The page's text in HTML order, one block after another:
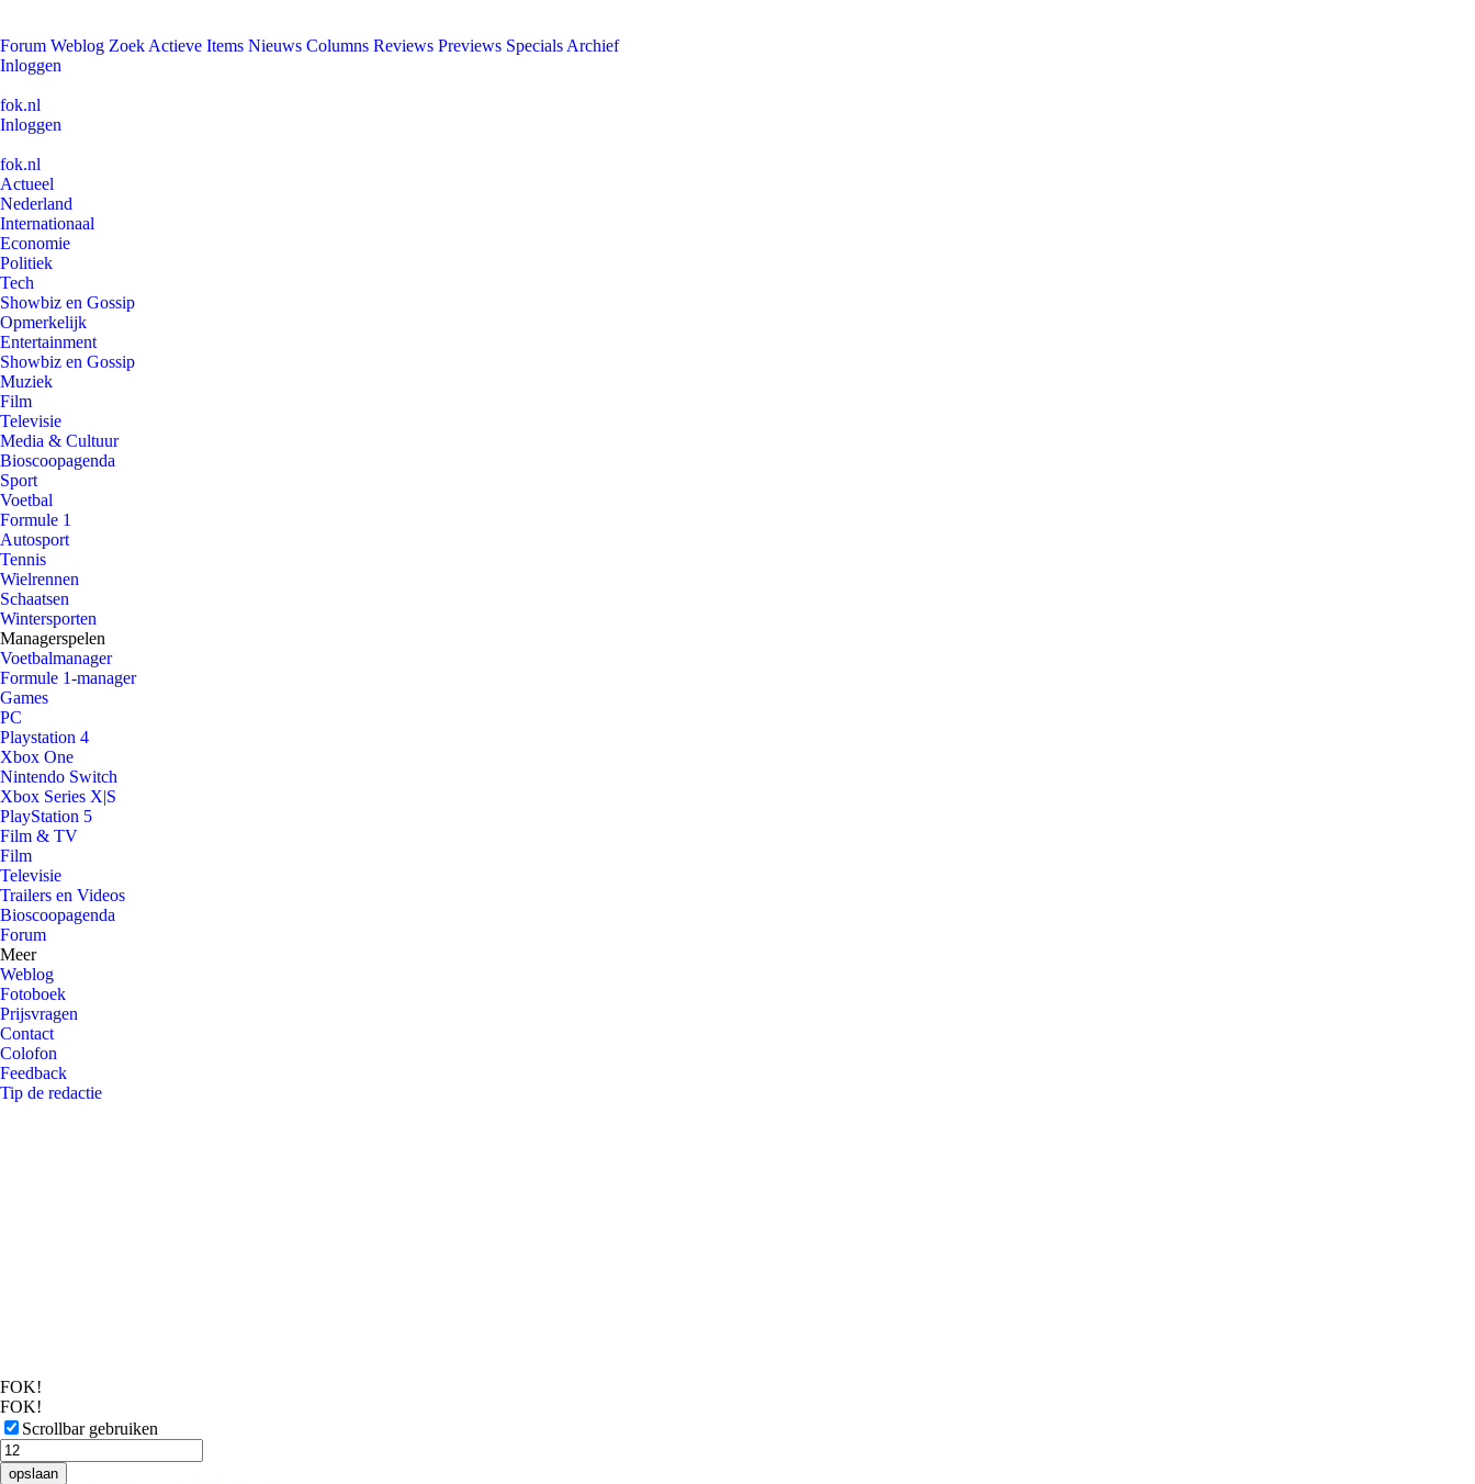
Forum Weblog Zoek Actieve Items Nieuws Columns Reviews Previews Specials Archief
Inloggen
fok.nl
Inloggen
fok.nl
Actueel
Nederland
Internationaal
Economie
Politiek
Tech
Showbiz en Gossip
Opmerkelijk
Entertainment
Showbiz en Gossip
Muziek
Film
Televisie
Media & Cultuur
Bioscoopagenda
Sport
Voetbal
Formule 1
Autosport
Tennis
Wielrennen
Schaatsen
Wintersporten
Managerspelen
Voetbalmanager
Formule 1-manager
Games
PC
Playstation 4
Xbox One
Nintendo Switch
Xbox Series X|S
PlayStation 5
Film & TV
Film
Televisie
Trailers en Videos
Bioscoopagenda
Forum
Meer
Weblog
Fotoboek
Prijsvragen
Contact
Colofon
Feedback
Tip de redactie
FOK!
FOK!
Scrollbar gebruiken
opslaan